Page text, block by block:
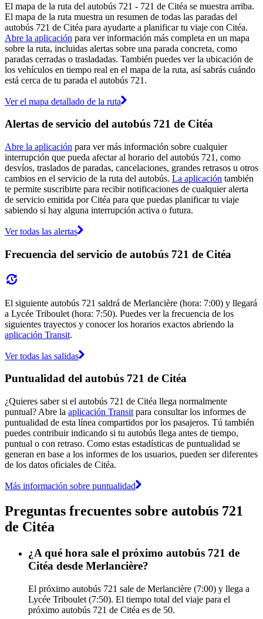
El mapa de la ruta del autobús 721 - 721 de Citéa se muestra arriba.
El mapa de la ruta muestra un resumen de todas las paradas del
autobús 721 de Citéa para ayudarte a planificar tu viaje con Citéa.
Abre la aplicación para ver información más completa en un mapa
sobre la ruta, incluidas alertas sobre una parada concreta, como
paradas cerradas o trasladadas. También puedes ver la ubicación de
los vehículos en tiempo real en el mapa de la ruta, así sabrás cuándo
está cerca de tu parada el autobús 721.
Ver el mapa detallado de la ruta
Alertas de servicio del autobús 721 de Citéa
Abre la aplicación para ver más información sobre cualquier
interrupción que pueda afectar al horario del autobús 721, como
desvíos, traslados de paradas, cancelaciones, grandes retrasos u otros
cambios en el servicio de la ruta del autobús. La aplicación también
te permite suscribirte para recibir notificaciones de cualquier alerta
de servicio emitida por Citéa para que puedas planificar tu viaje
sabiendo si hay alguna interrupción activa o futura.
Ver todas las alertas
Frecuencia del servicio de autobús 721 de Citéa
El siguiente autobús 721 saldrá de Merlancière (hora: 7:00) y llegará
a Lycée Triboulet (hora: 7:50). Puedes ver la frecuencia de los
siguientes trayectos y conocer los horarios exactos abriendo la
aplicación Transit.
Ver todas las salidas
Puntualidad del autobús 721 de Citéa
¿Quieres saber si el autobús 721 de Citéa llega normalmente
puntual? Abre la aplicación Transit para consultar los informes de
puntualidad de esta línea compartidos por los pasajeros. Tú también
puedes contribuir indicando si tu autobús llega antes de tiempo,
puntual o con retraso. Como estas estadísticas de puntualidad se
generan en base a los informes de los usuarios, pueden ser diferentes
de los datos oficiales de Citéa.
Más información sobre puntualidad
Preguntas frecuentes sobre autobús 721
de Citéa
¿A qué hora sale el próximo autobús 721 de
Citéa desde Merlancière?
El próximo autobús 721 sale de Merlancière (7:00) y llega a
Lycée Triboulet (7:50). El tiempo total del viaje para el
próximo autobús 721 de Citéa es de 50.